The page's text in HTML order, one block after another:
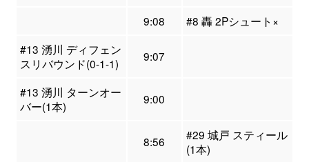
9:08
#8 轟 2Pシュート×
#13 湧川 ディフェン
スリバウンド(0-1-1)
9:07
#13 湧川 ターンオー
バー(1本)
9:00
8:56
#29 城戸 スティール
(1本)